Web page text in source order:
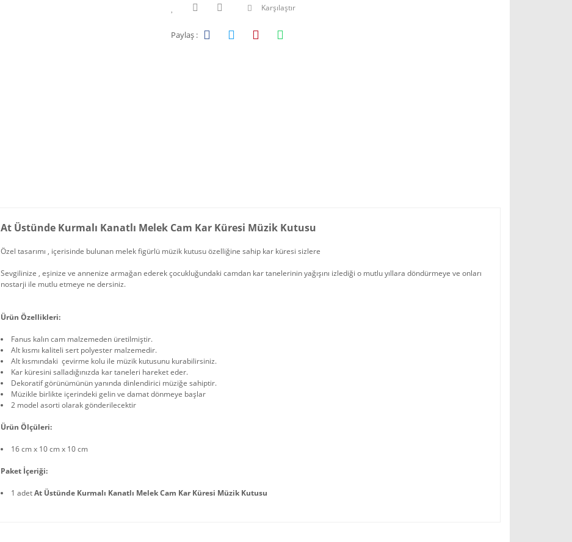
Karşılaştır
Paylaş :
At Üstünde Kurmalı Kanatlı Melek Cam Kar Küresi Müzik Kutusu
Özel tasarımı , içerisinde bulunan melek figürlü müzik kutusu özelliğine sahip kar küresi sizlere
Sevgilinize , eşinize ve annenize armağan ederek çocukluğundaki camdan kar tanelerinin yağışını izlediği o mutlu yıllara döndürmeye ve onları
nostarji ile mutlu etmeye ne dersiniz.
Ürün Özellikleri:
Fanus kalın cam malzemeden üretilmiştir.
Alt kısmı kaliteli sert polyester malzemedir.
Alt kısmındaki çevirme kolu ile müzik kutusunu kurabilirsiniz.
Kar küresini salladığınızda kar taneleri hareket eder.
Dekoratif görünümünün yanında dinlendirici müziğe sahiptir.
Müzikle birlikte içerindeki gelin ve damat dönmeye başlar
2 model asorti olarak gönderilecektir
Ürün Ölçüleri:
16 cm x 10 cm x 10 cm
Paket İçeriği:
1 adetAt Üstünde Kurmalı Kanatlı Melek Cam Kar Küresi Müzik Kutusu